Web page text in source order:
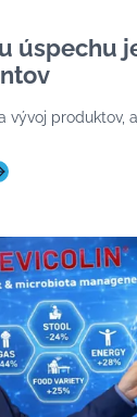
úspechu
vývoj produktov,